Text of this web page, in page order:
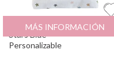
Bolsa Pañales Little
Stars Blue
Personalizable
12.95
MÁS INFORMACIÓN